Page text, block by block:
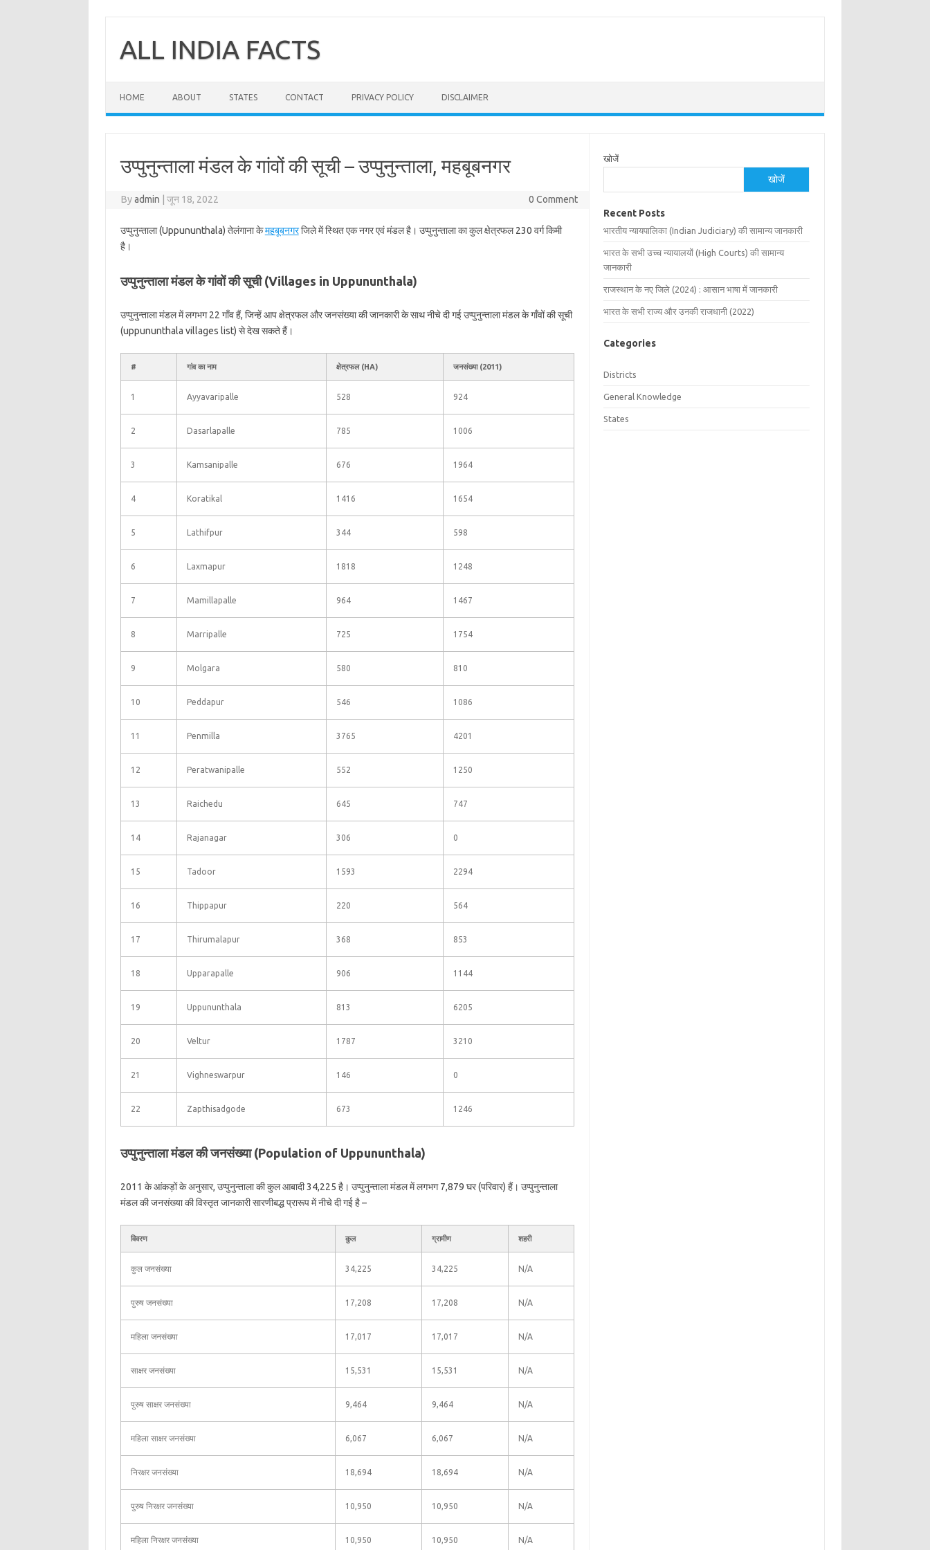
contentALL INDIA FACTS
HOME ABOUT STATES CONTACT PRIVACY POLICY DISCLAIMER
उप्पुनुन्ताला मंडल के गांवों की सूची – उप्पुनुन्ताला, महबूबनगर
Byadmin जून 18, 2022 0 Comment
उप्पुनुन्ताला (Uppununthala) तेलंगाना केमहबूबनगरजिले में स्थित एक नगर एवं मंडल है। उप्पुनुन्ताला का कुल क्षेत्रफल 230 वर्ग किमी
है।
उप्पुनुन्ताला मंडल के गांवों की सूची (Villages in Uppununthala)
उप्पुनुन्ताला मंडल में लगभग 22 गाँव हैं, जिन्हें आप क्षेत्रफल और जनसंख्या की जानकारी के साथ नीचे दी गई उप्पुनुन्ताला मंडल के गाँवों की सूची
(uppununthala villages list) से देख सकते हैं।
# गांव का नाम क्षेत्रफल (HA) जनसंख्या (2011)
1 Ayyavaripalle 528 924
2 Dasarlapalle 785 1006
3 Kamsanipalle 676 1964
4 Koratikal 1416 1654
5 Lathifpur 344 598
6 Laxmapur 1818 1248
7 Mamillapalle 964 1467
8 Marripalle 725 1754
9 Molgara 580 810
10 Peddapur 546 1086
11 Penmilla 3765 4201
12 Peratwanipalle 552 1250
13 Raichedu 645 747
14 Rajanagar 306 0
15 Tadoor 1593 2294
16 Thippapur 220 564
17 Thirumalapur 368 853
18 Upparapalle 906 1144
19 Uppununthala 813 6205
20 Veltur 1787 3210
21 Vighneswarpur 146 0
22 Zapthisadgode 673 1246
उप्पुनुन्ताला मंडल की जनसंख्या (Population of Uppununthala)
2011 के आंकड़ों के अनुसार, उप्पुनुन्ताला की कुल आबादी 34,225 है। उप्पुनुन्ताला मंडल में लगभग 7,879 घर (परिवार) हैं। उप्पुनुन्ताला
मंडल की जनसंख्या की विस्तृत जानकारी सारणीबद्ध प्रारूप में नीचे दी गई है –
विवरण कुल ग्रामीण शहरी
कुल जनसंख्या 34,225 34,225 N/A
पुरुष जनसंख्या 17,208 17,208 N/A
महिला जनसंख्या 17,017 17,017 N/A
साक्षर जनसंख्या 15,531 15,531 N/A
पुरुष साक्षर जनसंख्या 9,464 9,464 N/A
महिला साक्षर जनसंख्या 6,067 6,067 N/A
निरक्षर जनसंख्या 18,694 18,694 N/A
पुरुष निरक्षर जनसंख्या 10,950 10,950 N/A
महिला निरक्षर जनसंख्या 10,950 10,950 N/A
खोजें
खोजें
Recent Posts
भारतीय न्यायपालिका (Indian Judiciary) की सामान्य जानकारी
भारत के सभी उच्च न्यायालयों (High Courts) की सामान्य
जानकारी
राजस्थान के नए जिले (2024) : आसान भाषा में जानकारी
भारत के सभी राज्य और उनकी राजधानी (2022)
Categories
Districts
General Knowledge
States